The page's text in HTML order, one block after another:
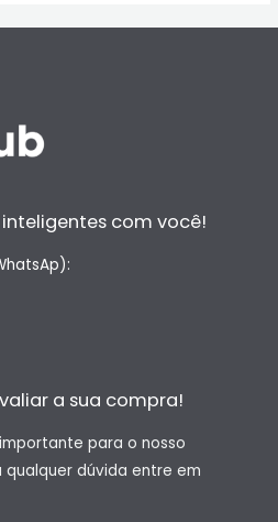
com você!
a sua compra!
para o nosso
dúvida entre em